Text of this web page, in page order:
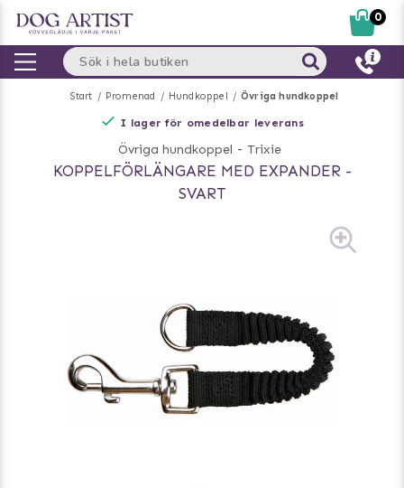
Start Promenad Hundkoppel Övriga hundkoppel
I lager för omedelbar leverans
Övriga hundkoppel - Trixie
KOPPELFÖRLÄNGARE MED EXPANDER -
SVART
0